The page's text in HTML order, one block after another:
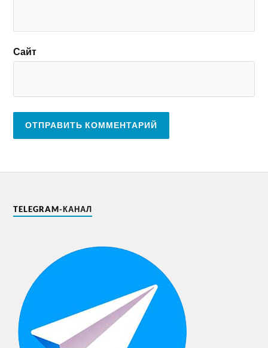
Сайт
TELEGRAM-КАНАЛ